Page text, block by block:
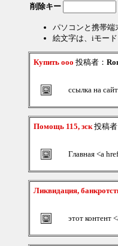
削除キー
パソコンと携帯端
絵文字は、iモード
Купить ооо 投稿者：
ссылка на
Помощь 115, зск投稿者
Главная <a
Ликвидация,
этот контент